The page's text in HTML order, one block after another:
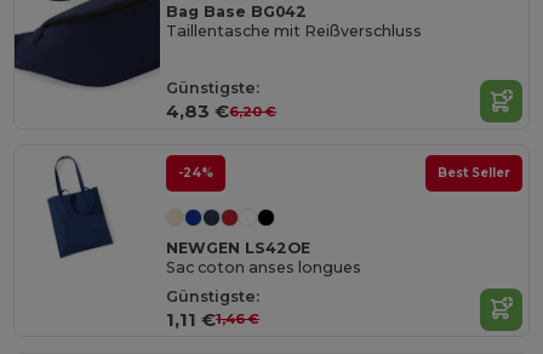
Bag Base BG042
Taillentasche mit Reißverschluss
Günstigste:
4,83 €6,20 €
-24% Best Seller
NEWGEN LS42OE
Sac coton anses longues
Günstigste:
1,11 €1,46 €